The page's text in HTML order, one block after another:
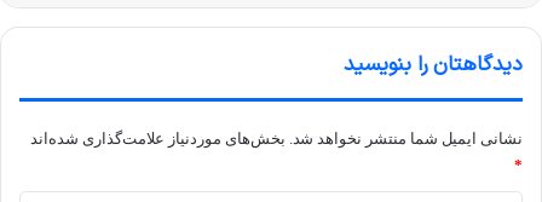
دیدگاهتان را بنویسید
نشانی ایمیل شما منتشر نخواهد شد. بخش‌های موردنیاز علامت‌گذاری شده‌اند
*